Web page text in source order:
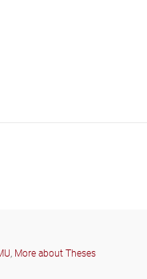
, More about Theses